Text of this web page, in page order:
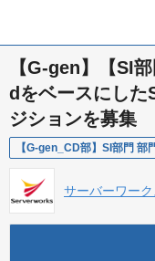
【G-gen】【SI
dをベースにした
ジションを募集
サーバーワー